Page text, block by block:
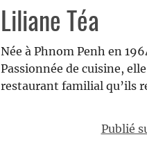
Liliane Téa
Née à Phnom Penh en
Passionnée de cuisine,
restaurant familial qu’ils
Publié